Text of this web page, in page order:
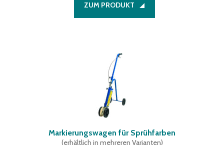
ZUM PRODUKT
Markierungswagen für Sprühfarben
(erhältlich in mehreren Varianten)